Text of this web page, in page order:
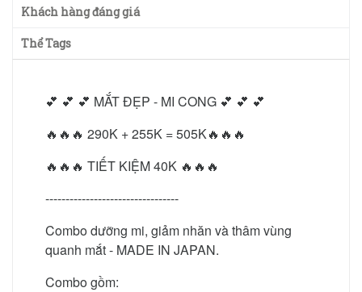
Khách hàng đáng giá
Thể Tags
💕 💕 💕 MẮT ĐẸP - MI CONG 💕 💕 💕
🔥🔥🔥 290K + 255K = 505K🔥🔥🔥
🔥🔥🔥 TIẾT KIỆM 40K 🔥🔥🔥
---------------------------------
Combo dưỡng mi, giảm nhăn và thâm vùng
quanh mắt - MADE IN JAPAN.
Combo gồm: